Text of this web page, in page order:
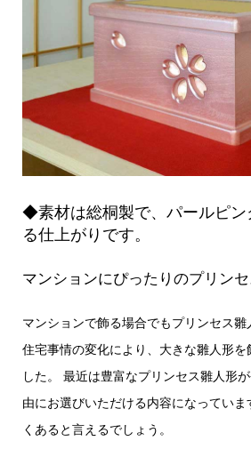
◆素材は総桐製で、パールピン
る仕上がりです。
マンションにぴったりのプリンセ
マンションで飾る場合でもプリンセス雛
住宅事情の変化により、大きな雛人形を
した。 最近は豊富なプリンセス雛人形
由にお選びいただける内容になってい
くあると言えるでしょう。